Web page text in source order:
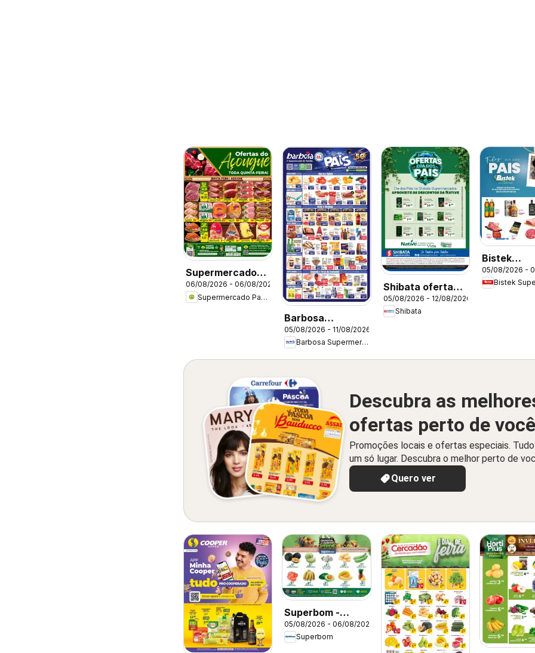
Supermercado
Padrão ofertas
do Açougue
06/08/2026 - 06/08/2026
Supermercado Padrão
Barbosa
Supermercados -
Ofertas da
semana
05/08/2026 - 11/08/2026
Barbosa Supermercados
Shibata ofertas
Native
05/08/2026 - 12/08/2026
Shibata
Bistek
ofertas
05/08/2026 -
Descubra as
ofertas perto de você
Promoções locais e ofertas especiais.
um só lugar. Descubra o melhor perto de
Quero ver
Superbom -
Ofertas da
semana
05/08/2026 - 06/08/2026
Superbom